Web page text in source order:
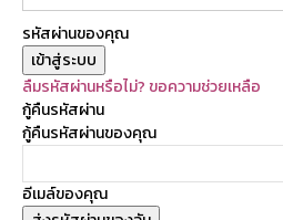
รหัสผ่านของคุณ
ลืมรหัสผ่านหรือไม่? ขอความช่วยเหลือ
กู้คืนรหัสผ่าน
กู้คืนรหัสผ่านของคุณ
อีเมล์ของคุณ